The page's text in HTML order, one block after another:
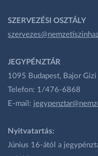
SZERVEZÉSI OSZTÁLY
JEGYPÉNZTÁR
1095 Budapest, Bajor Gizi
Telefon: 1/476-6868
E-mail:
Nyitvatartás:
Június 16-ától a